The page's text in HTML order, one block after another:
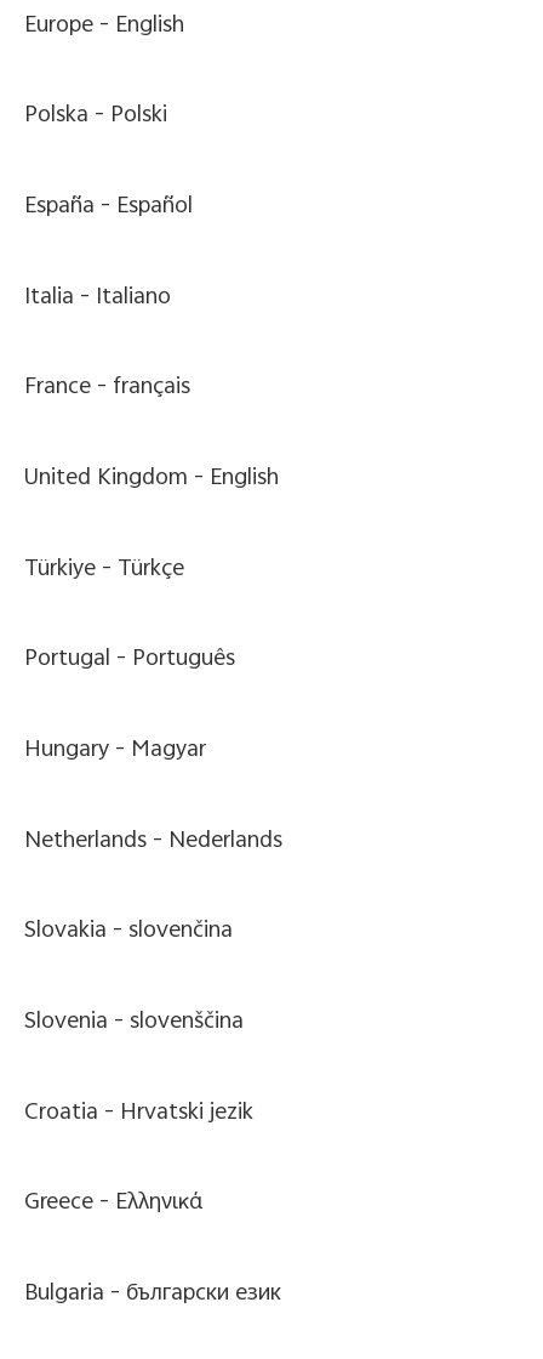
Europe - English
Polska - Polski
España - Español
Italia - Italiano
France - français
United Kingdom - English
Türkiye - Türkçe
Portugal - Português
Hungary - Magyar
Netherlands - Nederlands
Slovakia -slovenčina
Slovenia -slovenščina
Croatia - Hrvatski jezik
Greece - Ελληνικά
Bulgaria - български език